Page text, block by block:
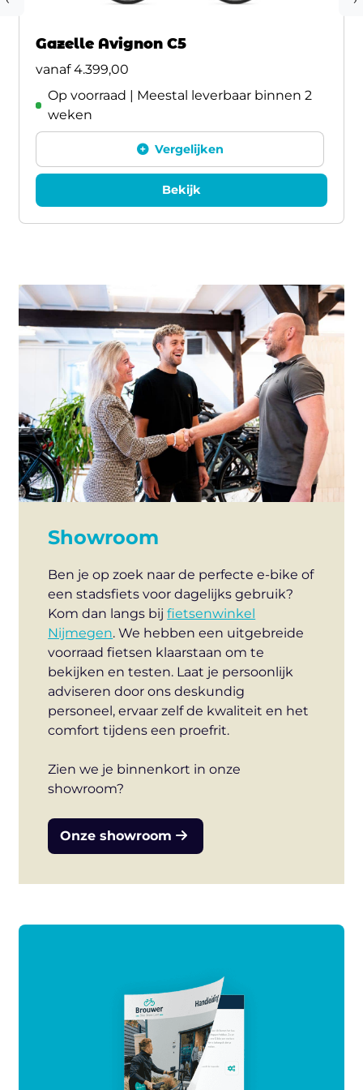
Gazelle Avignon C5
vanaf4.399,00
Op voorraad | Meestal leverbaar binnen 2
weken
Vergelijken
Bekijk
Showroom
Ben je op zoek naar de perfecte e-bike of
een stadsfiets voor dagelijks gebruik?
Kom dan langs bijfietsenwinkel
Nijmegen. We hebben een uitgebreide
voorraad fietsen klaarstaan om te
bekijken en testen. Laat je persoonlijk
adviseren door ons deskundig
personeel, ervaar zelf de kwaliteit en het
comfort tijdens een proefrit.
Zien we je binnenkort in onze
showroom?
Onze showroom